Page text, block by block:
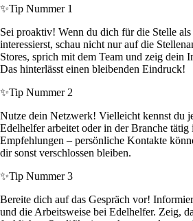
✨Tip Nummer 1
Sei proaktiv! Wenn du dich für die Stelle
interessierst, schau nicht nur auf die
Stores, sprich mit dem Team und zeig dein
Das hinterlässt einen bleibenden Eindruck!
✨Tip Nummer 2
Nutze dein Netzwerk! Vielleicht kennst du
Edelhelfer arbeitet oder in der Branche tätig
Empfehlungen – persönliche Kontakte
dir sonst verschlossen bleiben.
✨Tip Nummer 3
Bereite dich auf das Gespräch vor!
und die Arbeitsweise bei Edelhelfer. Zeig,